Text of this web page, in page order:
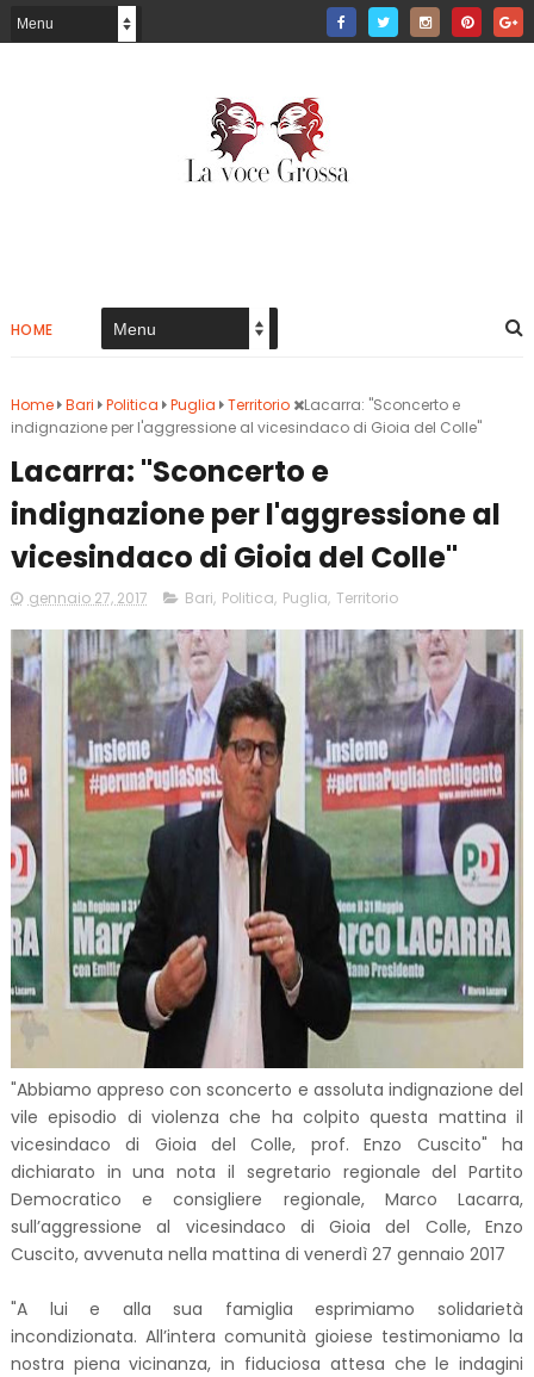
HOME
Home Bari Politica Puglia Territorio
Lacarra: "Sconcerto e
indignazione per l'aggressione al vicesindaco di Gioia del Colle"
Lacarra: "Sconcerto e
indignazione per l'aggressione al
vicesindaco di Gioia del Colle"
gennaio 27, 2017 Bari, Politica, Puglia, Territorio
"Abbiamo appreso con sconcerto e assoluta indignazione del
vile episodio di violenza che ha colpito questa mattina il
vicesindaco di Gioia del Colle, prof. Enzo Cuscito" ha
dichiarato in una nota il segretario regionale del Partito
Democratico e consigliere regionale, Marco Lacarra,
sull’aggressione al vicesindaco di Gioia del Colle, Enzo
Cuscito, avvenuta nella mattina di venerdì 27 gennaio 2017
"A lui e alla sua famiglia esprimiamo solidarietà
incondizionata. All’intera comunità gioiese testimoniamo la
nostra piena vicinanza, in fiduciosa attesa che le indagini